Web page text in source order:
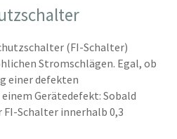
(FI-Schalter)
Stromschlägen. Egal, ob
einer defekten
Gerätedefekt: Sobald
Schalter innerhalb 0,3